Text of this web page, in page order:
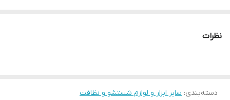
نظرات
دسته‌بندی: سایر ابزار و لوازم شستشو و نظافت